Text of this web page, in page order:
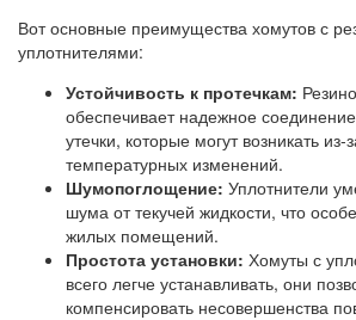
Вот основные преимущества хомутов с
уплотнителями:
Устойчивость к протечкам:
обеспечивает надежное
утечки, которые могут возникать
температурных изменений.
Шумопоглощение: Уплотнители
шума от текучей жидкости, что
жилых помещений.
Простота установки: Хомуты с
всего легче устанавливать, они
компенсировать несовершенства